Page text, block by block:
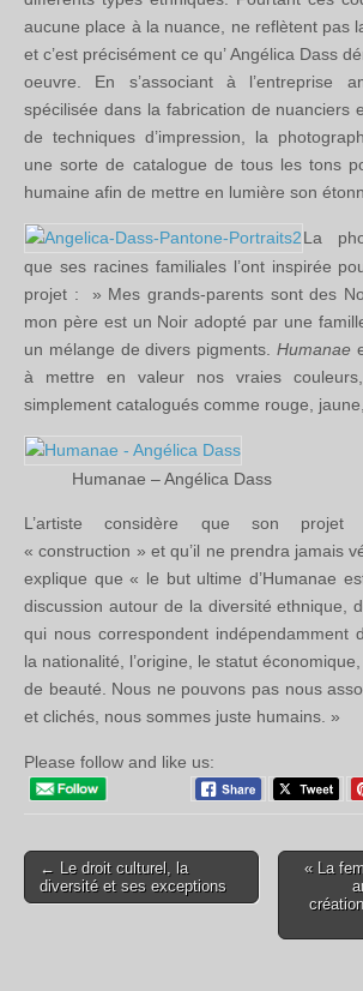
aucune place à la nuance, ne reflètent pas
et c’est précisément ce qu’ Angélica Dass
oeuvre. En s’associant à l’entreprise
spécilisée dans la fabrication de nuanciers
de techniques d’impression, la
une sorte de catalogue de tous les tons
humaine afin de mettre en lumière son
La
que ses racines familiales l’ont inspirée
projet : » Mes grands-parents sont des
mon père est un Noir adopté par une
un mélange de divers pigments. Humanae
à mettre en valeur nos vraies
simplement catalogués comme rouge,
Humanae – Angélica Dass
L’artiste considère que son
« construction » et qu’il ne prendra jamais
explique que « le but ultime d’Humanae
discussion autour de la diversité ethnique,
qui nous correspondent indépendamment
la nationalité, l’origine, le statut
de beauté. Nous ne pouvons pas nous
et clichés, nous sommes juste humains. »
Please follow and like us:
← Le droit culturel, la
diversité et ses exceptions
« La